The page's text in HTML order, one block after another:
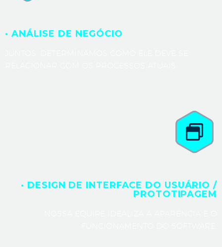
· ANÁLISE DE NEGÓCIO
· DESIGN DE INTERFACE DO USUÁRIO /
PROTOTIPAGEM